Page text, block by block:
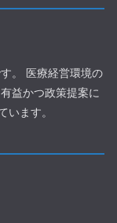
。 医療経営環境の
益かつ政策提案に
ます。